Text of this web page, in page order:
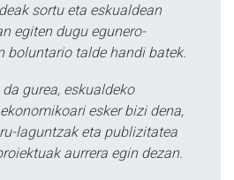
sortu eta eskualdean
egiten dugu egunero-
boluntario talde handi batek.
gurea, eskualdeko
esker bizi dena,
laguntzak eta publizitatea
aurrera egin dezan.